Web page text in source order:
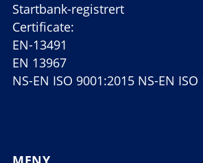
Startbank-registrert
Certificate:
EN-13491
EN 13967
NS-EN ISO 9001:2015 NS-EN